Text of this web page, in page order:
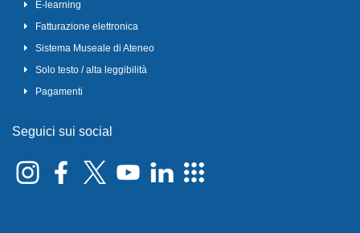
E-learning
Fatturazione elettronica
Sistema Museale di Ateneo
Solo testo / alta leggibilità
Pagamenti
Seguici sui social